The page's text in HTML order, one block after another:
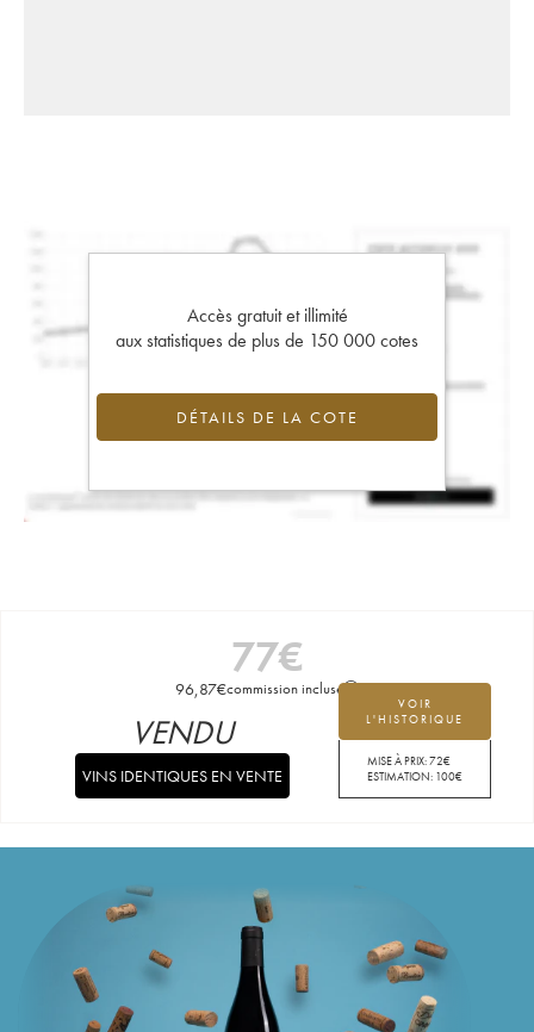
Accès gratuit et illimité
aux statistiques de plus de 150 000 cotes
DÉTAILS DE LA COTE
77€
96,87€commission incluse
VOIR
L'HISTORIQUE
MISE À PRIX:72€
ESTIMATION: 100€
VENDU
VINS IDENTIQUES EN VENTE